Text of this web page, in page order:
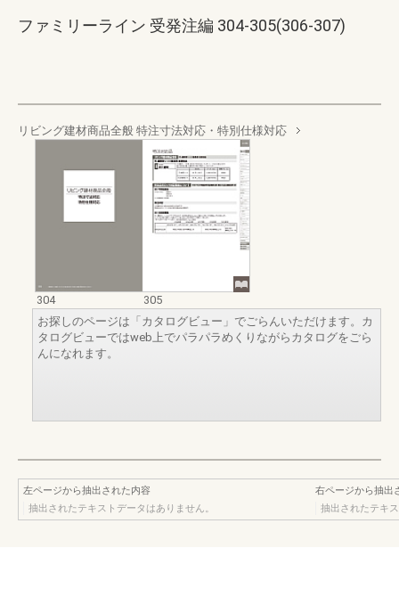
ファミリーライン 受発注編 304-305(306-307)
リビング建材商品全般 特注寸法対応・特別仕様対応
304
305
お探しのページは「カタログビュー」でごらんいただけます。カ
タログビューではweb上でパラパラめくりながらカタログをごら
んになれます。
左ページから抽出された内容
抽出されたテキストデータはありません。
右ページから抽出
抽出されたテキ